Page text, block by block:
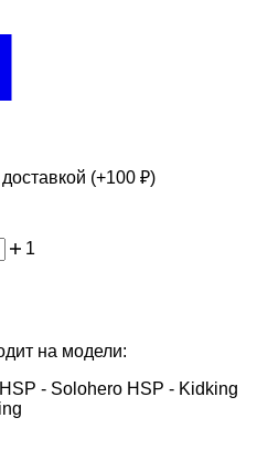
(+100 ₽)
1
на модели:
- Solohero HSP - Kidking